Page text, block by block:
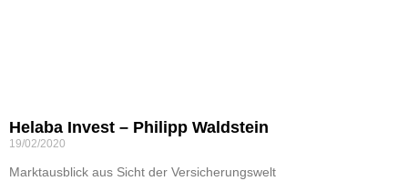
Helaba Invest – Philipp Waldstein
19/02/2020
Marktausblick aus Sicht der Versicherungswelt